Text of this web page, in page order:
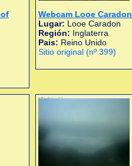
Webcam Looe Caradon
Lugar: Looe Caradon
Región: Inglaterra
Pais: Reino Unido
Sitio original (nº 399)